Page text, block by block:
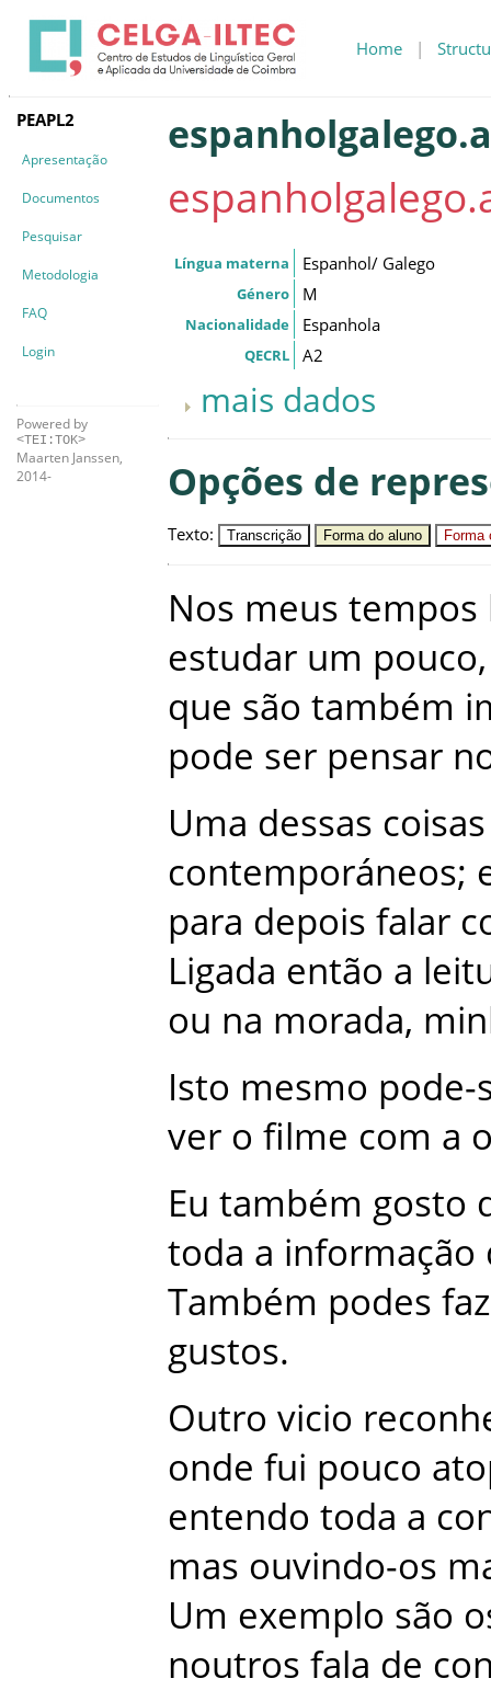
Home |
PEAPL2
Apresentação
Documentos
Pesquisar
Metodologia
FAQ
Login
Powered by
<TEI:TOK>
Maarten Janssen,
2014-
Língua materna Espanhol/ Galego
Género M
Nacionalidade Espanhola
QECRL A2
mais dados
Opções de
Texto: Transcrição Forma do aluno Forma
Nos meus tempos
estudar um pouco,
que são também
pode ser pensar
Uma dessas coisas
contemporáneos;
para depois falar
Ligada então a
ou na morada,
Isto mesmo pode-
ver o filme com a
Eu também gosto
toda a informação
Também podes
gustos.
Outro vicio
onde fui pouco
entendo toda a
mas ouvindo-os
Um exemplo são
noutros fala de